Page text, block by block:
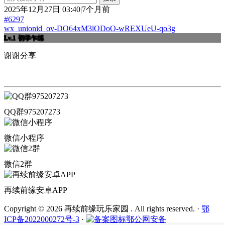
2025年12月27日 03:40|7个月前
#6297
wx_unionid_ov-DO64xM3lODoO-wREXUeU-qo3g
Lv.1 初学乍练
谢谢分享
QQ群975207273
微信小程序
微信2群
再续前缘安卓APP
Copyright © 2026 再续前缘玩乐家园 . All rights reserved. · 鄂
ICP备2022000272号-3 ·
鄂公网安备